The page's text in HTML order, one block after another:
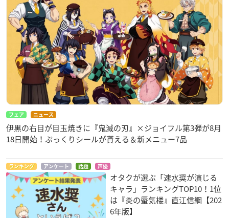
フェア ニュース
伊黒の右目が目玉焼きに『鬼滅の刃』×ジョイフル第3弾が8月
18日開始！ぷっくりシールが貰える＆新メニュー7品
ランキング アンケート 話題 声優
オタクが選ぶ「速水奨が演じる
キャラ」ランキングTOP10！1位
は『炎の蜃気楼』直江信綱【202
6年版】